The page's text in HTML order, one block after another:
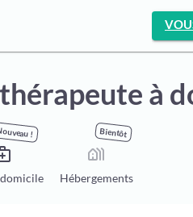
à
! Bientôt
holiday_village
Hébergements